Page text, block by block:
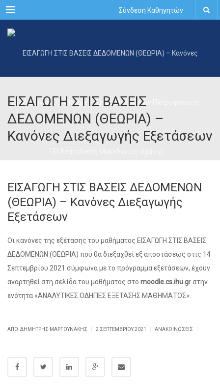
Menu Σύνδεση Καθηγητών
ΕΙΣΑΓΩΓΗ ΣΤΙΣ ΒΑΣΕΙΣ
ΔΕΔΟΜΕΝΩΝ (ΘΕΩΡΙΑ) –
Κανόνες Διεξαγωγής Εξετάσεων
ΕΙΣΑΓΩΓΗ ΣΤΙΣ ΒΑΣΕΙΣ ΔΕΔΟΜΕΝΩΝ
(ΘΕΩΡΙΑ) – Κανόνες Διεξαγωγής
Εξετάσεων
Οι κανόνες της εξέτασης του μαθήματος ΕΙΣΑΓΩΓΗ ΣΤΙΣ ΒΑΣΕΙΣ
ΔΕΔΟΜΕΝΩΝ (ΘΕΩΡΙΑ) που θα διεξαχθεί εξ αποστάσεως στις 14
Σεπτεμβρίου 2021 σύμφωνα με το πρόγραμμα εξετάσεων, έχουν
αναρτηθεί στη σελίδα του μαθήματος στο moodle.cs.ihu.gr στην
ενότητα «ΑΝΑΛΥΤΙΚΕΣ ΟΔΗΓΙΕΣ ΕΞΕΤΑΣΗΣ ΜΑΘΗΜΑΤΟΣ».
ΑΠΌ: ΔΗΜΉΤΡΗΣ ΜΑΡΓΟΥΝΑΚΗΣ 2 ΣΕΠΤΕΜΒΡΊΟΥ 2021 ΑΝΑΚΟΙΝΏΣΕΙΣ